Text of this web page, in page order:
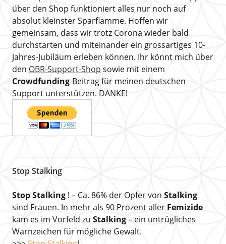
über den Shop funktioniert alles nur noch auf
absolut kleinster Sparflamme. Hoffen wir
gemeinsam, dass wir trotz Corona wieder bald
durchstarten und miteinander ein grossartiges 10-
Jahres-Jubiläum erleben können. Ihr könnt mich über
den OBR-Support-Shop sowie mit einem
Crowdfunding-Beitrag für meinen deutschen
Support unterstützen. DANKE!
Stop Stalking
Stop Stalking! – Ca. 86% der Opfer von Stalking
sind Frauen. In mehr als 90 Prozent aller Femizide
kam es im Vorfeld zu Stalking– ein untrügliches
Warnzeichen für mögliche Gewalt.